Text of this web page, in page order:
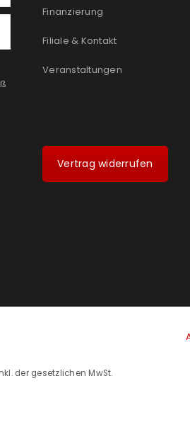
Finanzierung
Filiale & Kontakt
Veranstaltungen
Vertrag widerrufen
der gesetzlichen MwSt.